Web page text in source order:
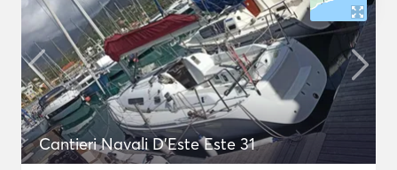
Cantieri Navali D'Este Este 31